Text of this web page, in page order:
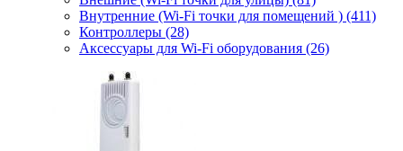
Внутренние (Wi-Fi точки для помещений ) (411)
Контроллеры (28)
Аксессуары для Wi-Fi оборудования (26)